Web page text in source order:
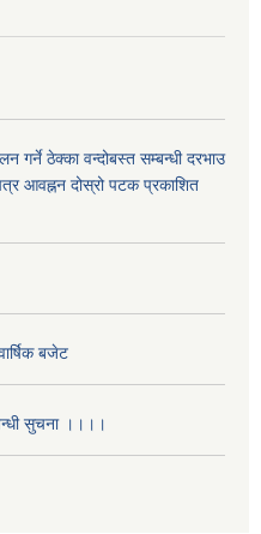
ठेक्का वन्दोबस्त सम्बन्धी दरभाउ
आवह्नन दोस्रो पटक प्रकाशित
बजेट
सुचना ।।।।